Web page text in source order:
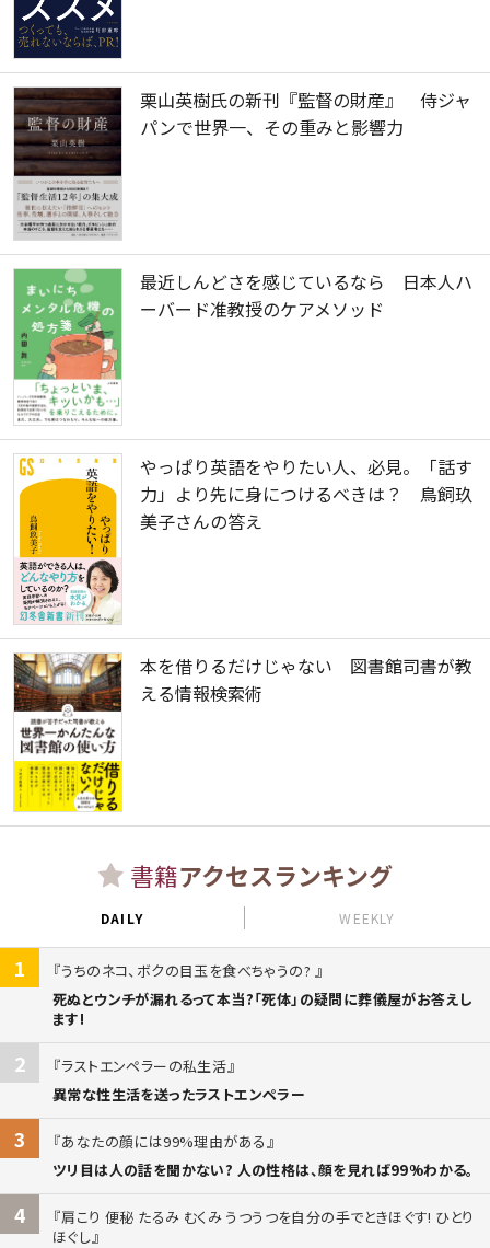
栗山英樹氏の新刊『監督の財産』 侍ジャ
パンで世界一、その重みと影響力
最近しんどさを感じているなら 日本人ハ
ーバード准教授のケアメソッド
やっぱり英語をやりたい人、必見。「話す
力」より先に身につけるべきは？ 鳥飼玖
美子さんの答え
本を借りるだけじゃない 図書館司書が教
える情報検索術
書籍アクセスランキング
DAILY WEEKLY
1
うちのネコ、ボクの目玉を食べちゃうの?
死ぬとウンチが漏れるって本当?「死体」の疑問に葬儀屋がお答えし
ます!
2
ラストエンペラーの私生活
異常な性生活を送ったラストエンペラー
3
あなたの顔には99%理由がある
ツリ目は人の話を聞かない? 人の性格は、顔を見れば99%わかる。
4
肩こり 便秘 たるみ むくみ うつうつを自分の手でときほぐす! ひとり
ほぐし